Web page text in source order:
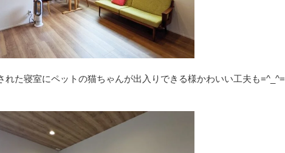
れた寝室にペットの猫ちゃんが出入りできる様かわいい工夫も=^_^=